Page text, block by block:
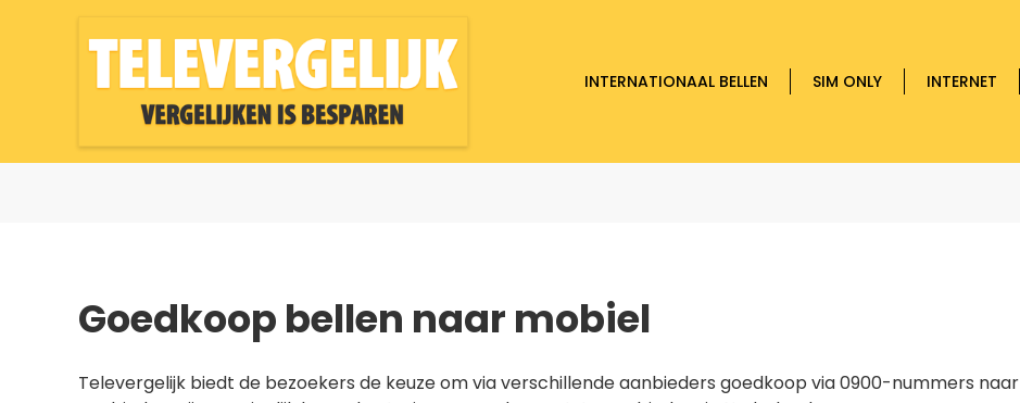
INTERNATIONAAL BELLEN SIM ONLY INTERNET
Goedkoop bellen naar mobiel
Televergelijk biedt de bezoekers de keuze om via verschillende aanbieders goedkoop via 0900-nummers naar